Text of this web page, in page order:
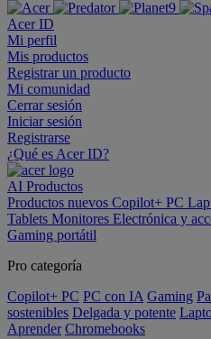
Acer ID
Mi perfil
Mis productos
Registrar un producto
Mi comunidad
Cerrar sesión
Iniciar sesión
Registrarse
¿Qué es Acer ID?
AI Productos
Productos nuevos Copilot+ PC
Tablets Monitores Electrónica y
Gaming portátil
Pro categoría
Copilot+ PC PC con IA Gaming
sostenibles Delgada y potente
Aprender Chromebooks